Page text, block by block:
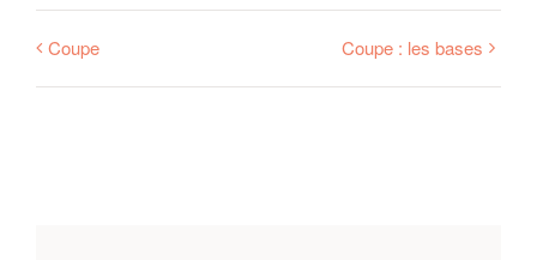
Coupe Coupe : les bases